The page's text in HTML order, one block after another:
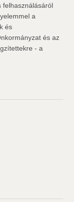
felhasználásáról
a
és
és az
- a